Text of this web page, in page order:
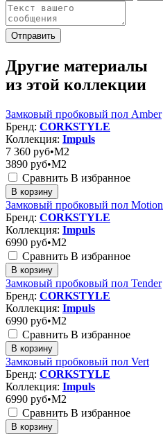
Отправить
Другие материалы
из этой коллекции
Замковый пробковый пол Amber
Бренд: CORKSTYLE
Коллекция: Impuls
7 360 руб•M2
3890 руб•M2
Сравнить В избранное
В корзину
Замковый пробковый пол Motion
Бренд: CORKSTYLE
Коллекция: Impuls
6990 руб•M2
Сравнить В избранное
В корзину
Замковый пробковый пол Tender
Бренд: CORKSTYLE
Коллекция: Impuls
6990 руб•M2
Сравнить В избранное
В корзину
Замковый пробковый пол Vert
Бренд: CORKSTYLE
Коллекция: Impuls
6990 руб•M2
Сравнить В избранное
В корзину